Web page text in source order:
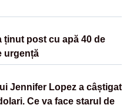
ținut post cu apă 40 de
urgență
Jennifer Lopez a câștigat
Ce va face starul de